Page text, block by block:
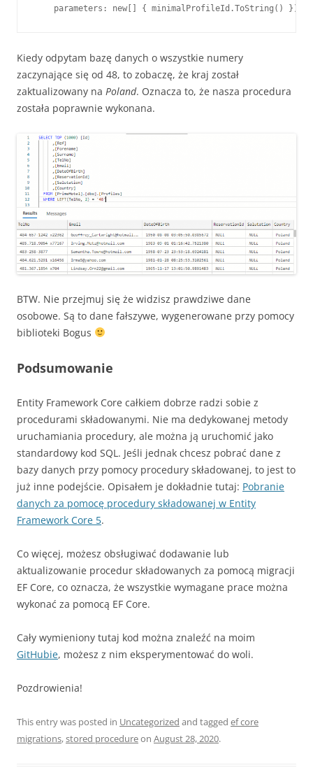
    parameters: new[] { minimalProfileId.ToString() });
Kiedy odpytam bazę danych o wszystkie numery
zaczynające się od 48, to zobaczę, że kraj został
zaktualizowany na Poland. Oznacza to, że nasza procedura
została poprawnie wykonana.
BTW. Nie przejmuj się że widzisz prawdziwe dane
osobowe. Są to dane fałszywe, wygenerowane przy pomocy
biblioteki Bogus
Podsumowanie
Entity Framework Core całkiem dobrze radzi sobie z
procedurami składowanymi. Nie ma dedykowanej metody
uruchamiania procedury, ale można ją uruchomić jako
standardowy kod SQL. Jeśli jednak chcesz pobrać dane z
bazy danych przy pomocy procedury składowanej, to jest to
już inne podejście. Opisałem je dokładnie tutaj: Pobranie
danych za pomocę procedury składowanej w Entity
Framework Core 5.
Co więcej, możesz obsługiwać dodawanie lub
aktualizowanie procedur składowanych za pomocą migracji
EF Core, co oznacza, że wszystkie wymagane prace można
wykonać za pomocą EF Core.
Cały wymieniony tutaj kod można znaleźć na moim
GitHubie, możesz z nim eksperymentować do woli.
Pozdrowienia!
This entry was posted in Uncategorized and tagged ef core
migrations,stored procedureon August 28, 2020.